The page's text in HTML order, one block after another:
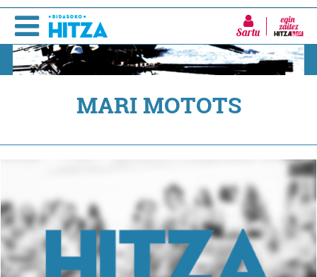
Sartu
MARI MOTOTS